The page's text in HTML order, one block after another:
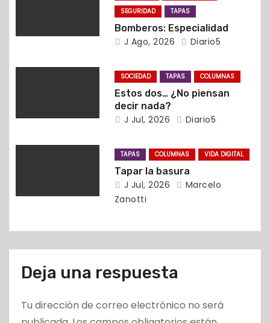
e
n
r
a
a
SEGURIDAD
TAPAS
Bomberos: Especialidad
J Ago, 2026 Diario5
SOCIEDAD TAPAS COLUMNAS
Estos dos… ¿No piensan
decir nada?
J Jul, 2026 Diario5
TAPAS COLUMNAS VIDA DIGITAL
Tapar la basura
J Jul, 2026
Marcelo
Zanotti
Deja una respuesta
Tu dirección de correo electrónico no será